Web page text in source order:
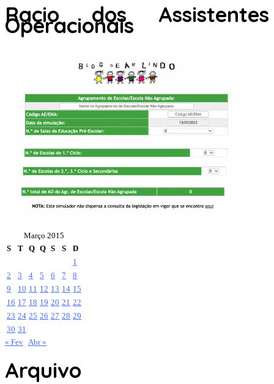
Racio dos Assistentes
Operacionais
Março 2015
S
T Q Q S S
D
1
2
3 4 5 6 7
8
9
10 11 12 13 14 15
16 17 18 19 20 21 22
23 24 25 26 27 28 29
30 31
« Fev Abr »
Arquivo